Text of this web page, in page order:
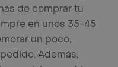
de comprar tu
en unos 35-45
un poco,
Además,